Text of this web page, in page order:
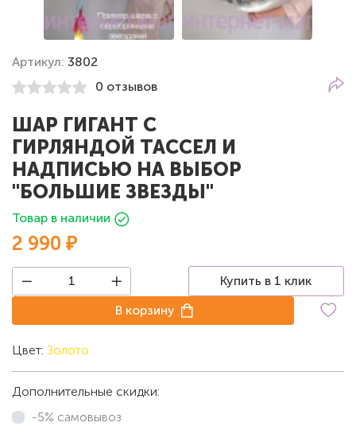
Артикул: 3802
0 отзывов
ШАР ГИГАНТ С
ГИРЛЯНДОЙ ТАССЕЛ И
НАДПИСЬЮ НА ВЫБОР
"БОЛЬШИЕ ЗВЕЗДЫ"
Товар в наличии
2 990 ₽
Купить в 1 клик
В корзину
Цвет: Золото
Дополнительные скидки:
-5% самовывоз